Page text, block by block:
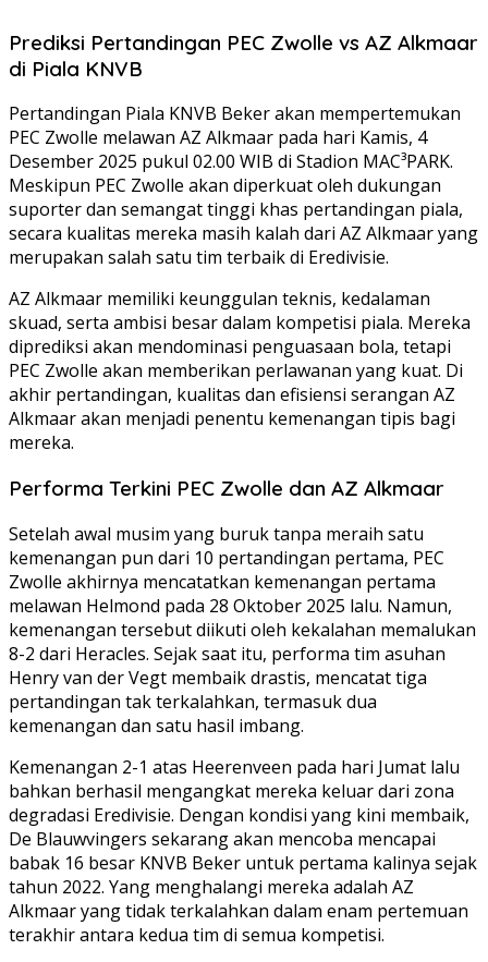
Prediksi Pertandingan PEC Zwolle vs AZ Alkmaar
di Piala KNVB
Pertandingan Piala KNVB Beker akan mempertemukan
PEC Zwolle melawan AZ Alkmaar pada hari Kamis, 4
Desember 2025 pukul 02.00 WIB di Stadion MAC³PARK.
Meskipun PEC Zwolle akan diperkuat oleh dukungan
suporter dan semangat tinggi khas pertandingan piala,
secara kualitas mereka masih kalah dari AZ Alkmaar yang
merupakan salah satu tim terbaik di Eredivisie.
AZ Alkmaar memiliki keunggulan teknis, kedalaman
skuad, serta ambisi besar dalam kompetisi piala. Mereka
diprediksi akan mendominasi penguasaan bola, tetapi
PEC Zwolle akan memberikan perlawanan yang kuat. Di
akhir pertandingan, kualitas dan efisiensi serangan AZ
Alkmaar akan menjadi penentu kemenangan tipis bagi
mereka.
Performa Terkini PEC Zwolle dan AZ Alkmaar
Setelah awal musim yang buruk tanpa meraih satu
kemenangan pun dari 10 pertandingan pertama, PEC
Zwolle akhirnya mencatatkan kemenangan pertama
melawan Helmond pada 28 Oktober 2025 lalu. Namun,
kemenangan tersebut diikuti oleh kekalahan memalukan
8-2 dari Heracles. Sejak saat itu, performa tim asuhan
Henry van der Vegt membaik drastis, mencatat tiga
pertandingan tak terkalahkan, termasuk dua
kemenangan dan satu hasil imbang.
Kemenangan 2-1 atas Heerenveen pada hari Jumat lalu
bahkan berhasil mengangkat mereka keluar dari zona
degradasi Eredivisie. Dengan kondisi yang kini membaik,
De Blauwvingers sekarang akan mencoba mencapai
babak 16 besar KNVB Beker untuk pertama kalinya sejak
tahun 2022. Yang menghalangi mereka adalah AZ
Alkmaar yang tidak terkalahkan dalam enam pertemuan
terakhir antara kedua tim di semua kompetisi.